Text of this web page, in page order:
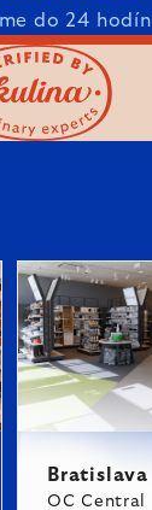
do 24 hodín
Bratislava
OC Central